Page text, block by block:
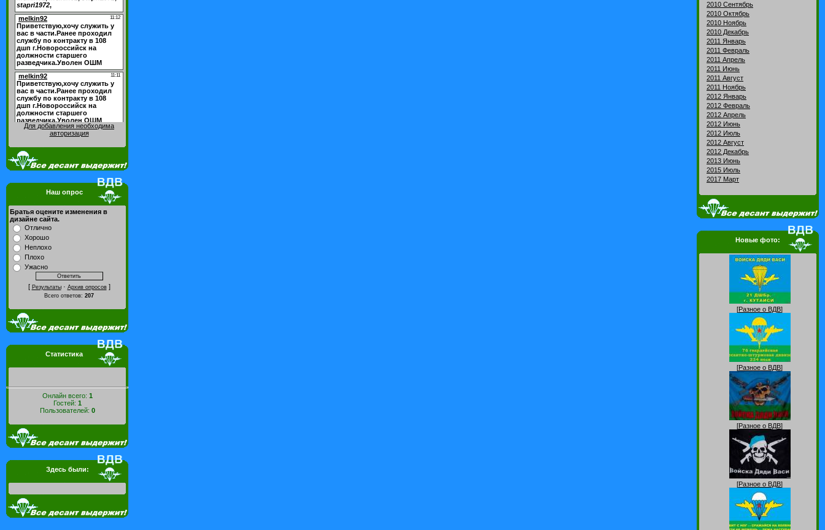
Для добавления необходима
авторизация
Наш опрос
Братья оцените изменения в
дизайне сайта.
Отлично
Хорошо
Неплохо
Плохо
Ужасно
[ Результаты· Архив опросов]
Всего ответов: 207
Статистика
Онлайн всего: 1
Гостей: 1
Пользователей: 0
Здесь были:
2010 Сентябрь
2010 Октябрь
2010 Ноябрь
2010 Декабрь
2011 Январь
2011 Февраль
2011 Апрель
2011 Июнь
2011 Август
2011 Ноябрь
2012 Январь
2012 Февраль
2012 Апрель
2012 Июнь
2012 Июль
2012 Август
2012 Декабрь
2013 Июнь
2015 Июль
2017 Март
Новые фото:
[Разное о ВДВ]
[Разное о ВДВ]
[Разное о ВДВ]
[Разное о ВДВ]